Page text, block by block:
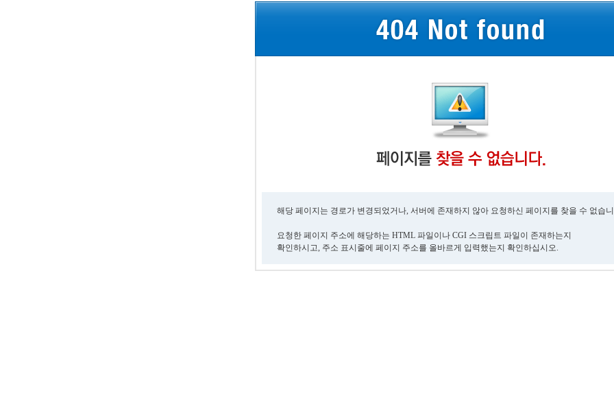
해당 페이지는 경로가 변경되었거나, 서버에 존재하지 않아 요청하신 페이지를 찾을 수 없습
요청한 페이지 주소에 해당하는 HTML 파일이나 CGI 스크립트 파일이 존재하는지
확인하시고, 주소 표시줄에 페이지 주소를 올바르게 입력했는지 확인하십시오.